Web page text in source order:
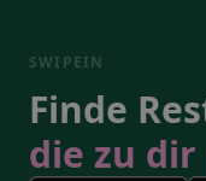
SWIPEIN
Finde
die zu dir